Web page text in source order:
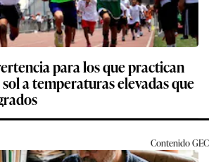
para los que practican
a temperaturas elevadas que
ContenidoGEC